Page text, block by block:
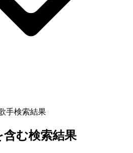
手検索結果
含む検索結果